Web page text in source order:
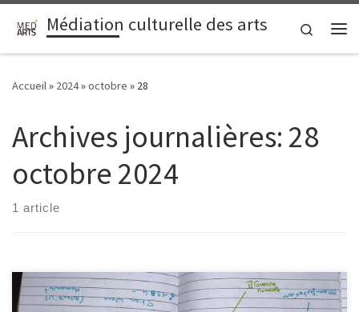
Passer au contenu
Médiation culturelle des arts
Search
Accueil» 2024»octobre » 28
Archives journalières: 28
octobre 2024
1 article